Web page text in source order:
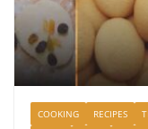
COOKING RECIPES